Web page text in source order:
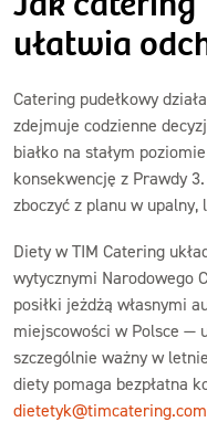
ułatwia
Catering pudełkowy
zdejmuje codzienne
białko na stałym
konsekwencję z Prawdy
zboczyć z planu w upalny,
Diety w TIM Catering
wytycznymi Narodowego
posiłki jeżdżą własnymi
miejscowości w Polsce —
szczególnie ważny w
diety pomaga bezpłatna
dietetyk@timcatering.com